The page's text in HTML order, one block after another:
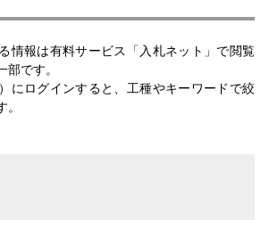
情報は有料サービス「入札ネット」で閲覧
部です。
にログインすると、工種やキーワードで絞